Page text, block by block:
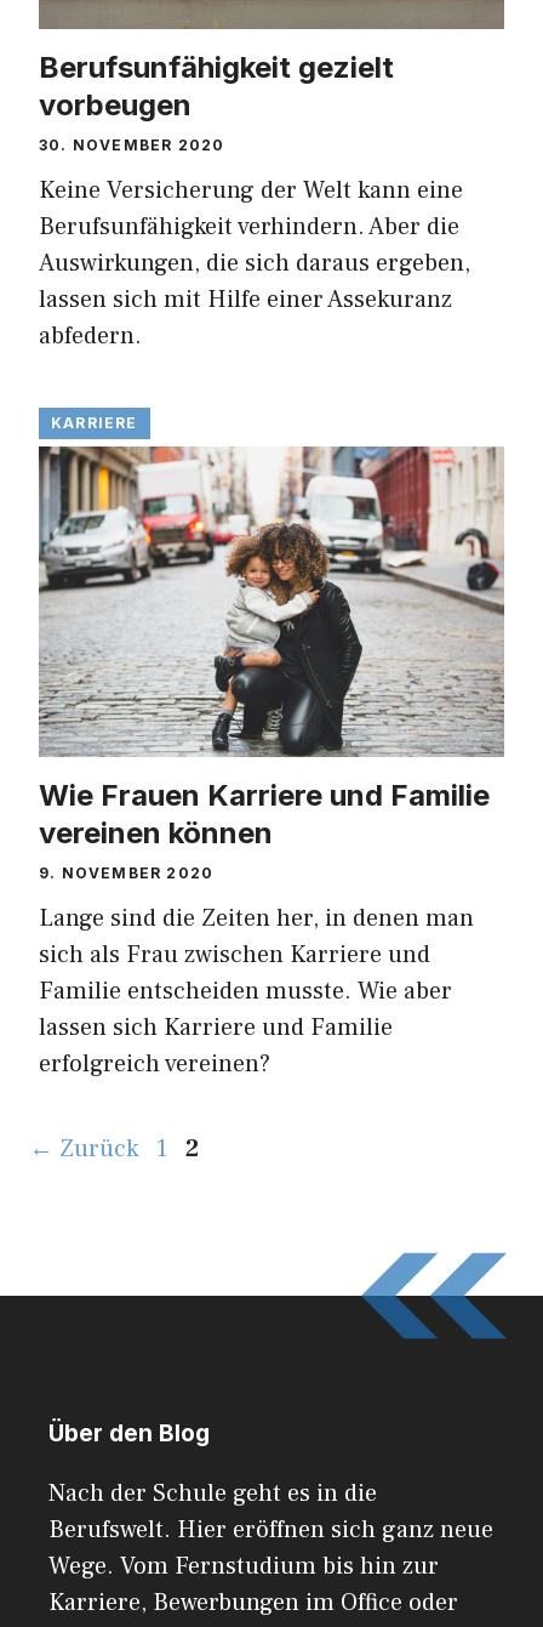
Berufsunfähigkeit gezielt
vorbeugen
30. NOVEMBER 2020
Keine Versicherung der Welt kann eine
Berufsunfähigkeit verhindern. Aber die
Auswirkungen, die sich daraus ergeben,
lassen sich mit Hilfe einer Assekuranz
abfedern.
KARRIERE
Wie Frauen Karriere und Familie
vereinen können
9. NOVEMBER 2020
Lange sind die Zeiten her, in denen man
sich als Frau zwischen Karriere und
Familie entscheiden musste. Wie aber
lassen sich Karriere und Familie
erfolgreich vereinen?
← Zurück Seite
1 Seite
2
Über den Blog
Nach der Schule geht es in die
Berufswelt. Hier eröffnen sich ganz neue
Wege. Vom Fernstudium bis hin zur
Karriere, Bewerbungen im Office oder